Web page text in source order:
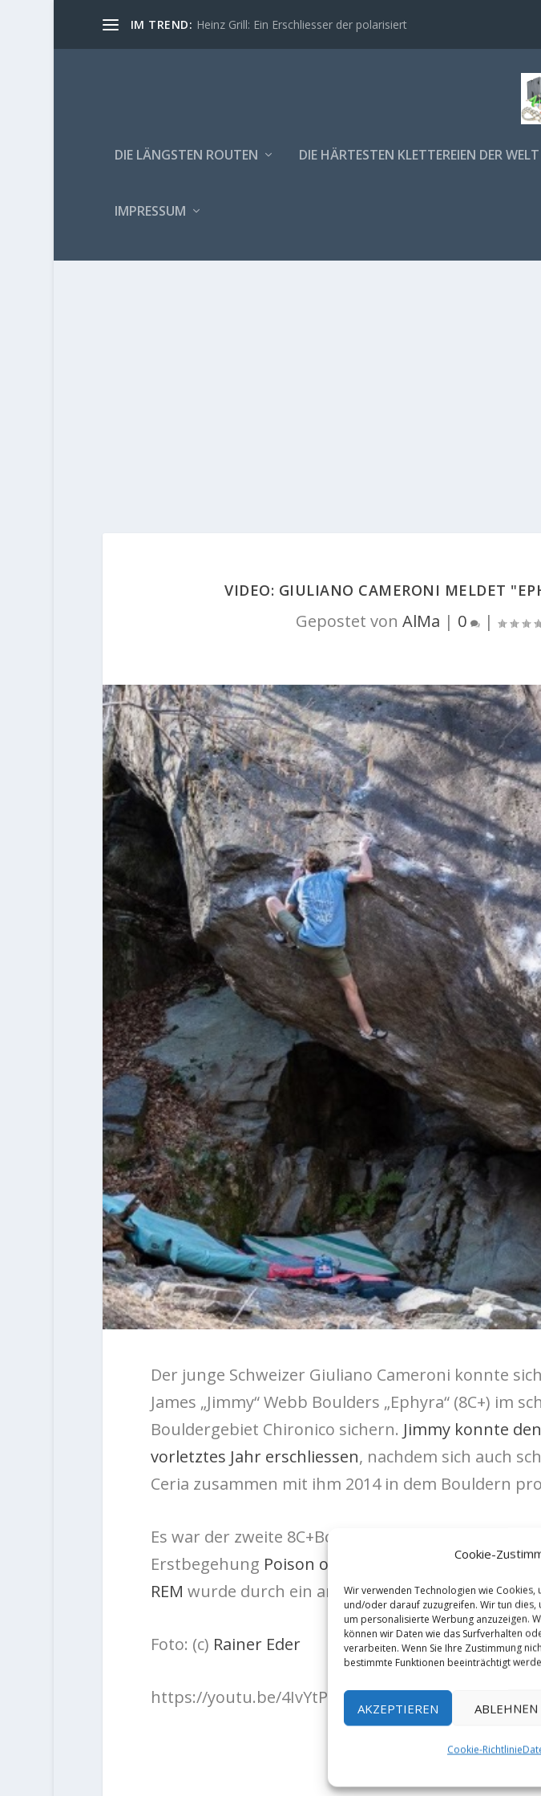
Cookie-
Wir verwenden Technologien wie
und/oder darauf zuzugreifen. Wir tun
um personalisierte Werbung anzuzeigen.
können wir Daten wie das Surfverhalten
verarbeiten. Wenn Sie Ihre Zustimmung
bestimmte Funktionen beeinträchtigt
AKZEPTIEREN ABLEHNEN
Cookie-Richtlinie
IM TREND: Heinz Grill: Ein Erschliesser der polarisiert
DIE LÄNGSTEN ROUTEN DIE HÄRTESTEN KLETTEREIEN DER WELT
IMPRESSUM
VIDEO: GIULIANO CAMERONI MELDET
Gepostet von AlMa | 0 |
Der junge Schweizer Giuliano Cameroni konnte
James „Jimmy“ Webb Boulders „Ephyra“ (8C+) im
Bouldergebiet Chironico sichern. Jimmy konnte
vorletztes Jahr erschliessen, nachdem sich auch
Ceria zusammen mit ihm 2014 in dem Bouldern
Es war der zweite 8C+Boulder des Schweizers, nach
Erstbegehung Poison of well
aus dem 2019. Seine
REM wurde durch ein anderes Beta stark
Foto: (c) Rainer Eder
https://youtu.be/4IvYtPiHwUM